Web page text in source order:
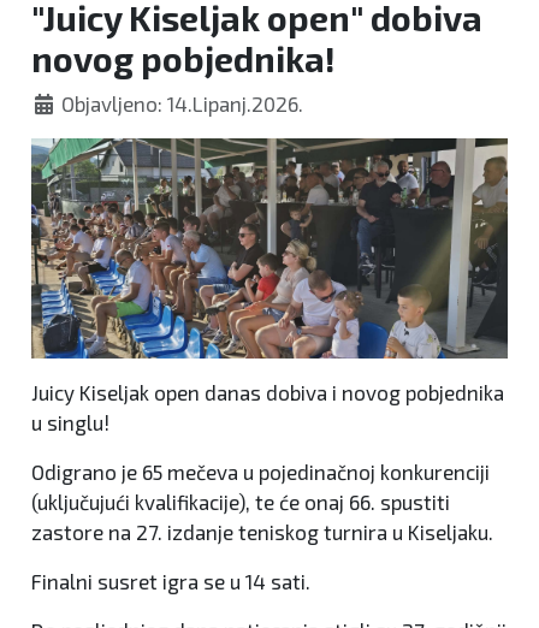
"Juicy Kiseljak open" dobiva
novog pobjednika!
Objavljeno: 14.Lipanj.2026.
Juicy Kiseljak open danas dobiva i novog pobjednika
u singlu!
Odigrano je 65 mečeva u pojedinačnoj konkurenciji
(uključujući kvalifikacije), te će onaj 66. spustiti
zastore na 27. izdanje teniskog turnira u Kiseljaku.
Finalni susret igra se u 14 sati.